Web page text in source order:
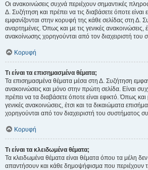
Οι ανακοινώσεις συχνά περιέχουν σημαντικές
Δ. Συζήτηση και πρέπει να τις διαβάσετε όποτε είναι
εμφανίζονται στην κορυφή της κάθε σελίδας στη Δ.
αναρτημένες. Όπως και με τις γενικές ανακοινώσεις,
ανακοίνωσης χορηγούνται από τον διαχειριστή του
Κορυφή
Τι είναι τα επισημασμένα θέματα;
Τα επισημασμένα θέματα μέσα στη Δ. Συζήτηση
ανακοινώσεις και μόνο στην πρώτη σελίδα. Είναι
πρέπει να τα διαβάσετε όποτε είναι εφικτό. Όπως και
γενικές ανακοινώσεις, έτσι και τα δικαιώματα
χορηγούνται από τον διαχειριστή του συστήματος
Κορυφή
Τι είναι τα κλειδωμένα θέματα;
Τα κλειδωμένα θέματα είναι θέματα όπου τα μέλη
απαντήσουν και κάθε δημοψήφισμα που περιέχουν